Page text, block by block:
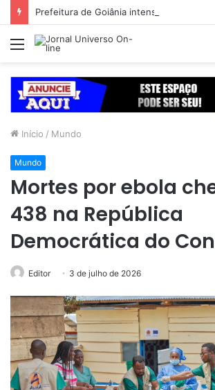
Menu
Início / Mundo
Mundo
Mortes por ebola
438 na República
Democrática do
Editor 3 de julho de 2026